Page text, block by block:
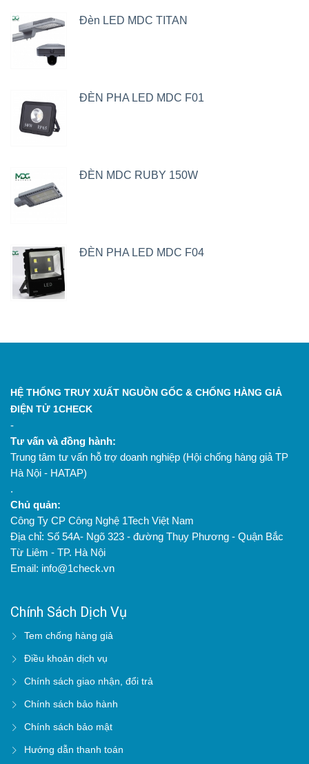
Đèn LED MDC TITAN
ĐÈN PHA LED MDC F01
ĐÈN MDC RUBY 150W
ĐÈN PHA LED MDC F04
HỆ THỐNG TRUY XUẤT NGUỒN GỐC & CHỐNG HÀNG GIẢ
ĐIỆN TỬ 1CHECK
-
Tư vấn và đồng hành:
Trung tâm tư vấn hỗ trợ doanh nghiệp (Hội chống hàng giả TP
Hà Nội - HATAP)
.
Chủ quản:
Công Ty CP Công Nghệ 1Tech Việt Nam
Địa chỉ: Số 54A- Ngõ 323 - đường Thụy Phương - Quận Bắc
Từ Liêm - TP. Hà Nội
Email: info@1check.vn
Chính Sách Dịch Vụ
Tem chống hàng giả
Điều khoản dịch vụ
Chính sách giao nhận, đổi trả
Chính sách bảo hành
Chính sách bảo mật
Hướng dẫn thanh toán